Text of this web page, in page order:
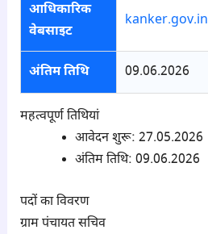
आधिकारिक
वेबसाइट
kanker.gov.in
अंतिम तिथि 09.06.2026
महत्वपूर्ण तिथियां
आवेदन शुरू: 27.05.2026
अंतिम तिथि: 09.06.2026
पदों का विवरण
ग्राम पंचायत सचिव